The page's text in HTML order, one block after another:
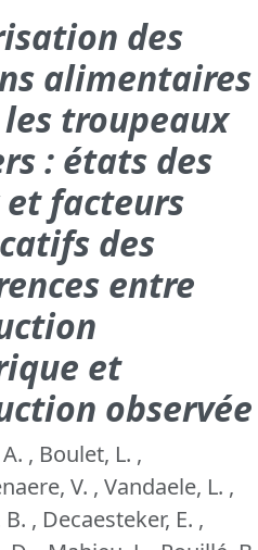
des
alimentaires
troupeaux
: états des
facteurs
des
entre
et
observée
, Boulet, L. ,
V. , Vandaele, L. ,
, Decaesteker, E. ,